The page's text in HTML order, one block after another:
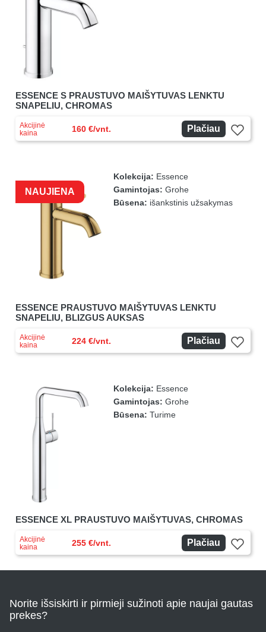
ESSENCE S PRAUSTUVO MAIŠYTUVAS LENKTU
SNAPELIU, CHROMAS
Akcijinė
kaina
160 €/vnt. Plačiau
NAUJIENA
Kolekcija: Essence
Gamintojas: Grohe
Būsena: išankstinis užsakymas
ESSENCE PRAUSTUVO MAIŠYTUVAS LENKTU
SNAPELIU, BLIZGUS AUKSAS
Akcijinė
kaina
224 €/vnt. Plačiau
Kolekcija: Essence
Gamintojas: Grohe
Būsena: Turime
ESSENCE XL PRAUSTUVO MAIŠYTUVAS, CHROMAS
Akcijinė
kaina
255 €/vnt. Plačiau
Norite išsiskirti ir pirmieji sužinoti apie naujai gautas
prekes?